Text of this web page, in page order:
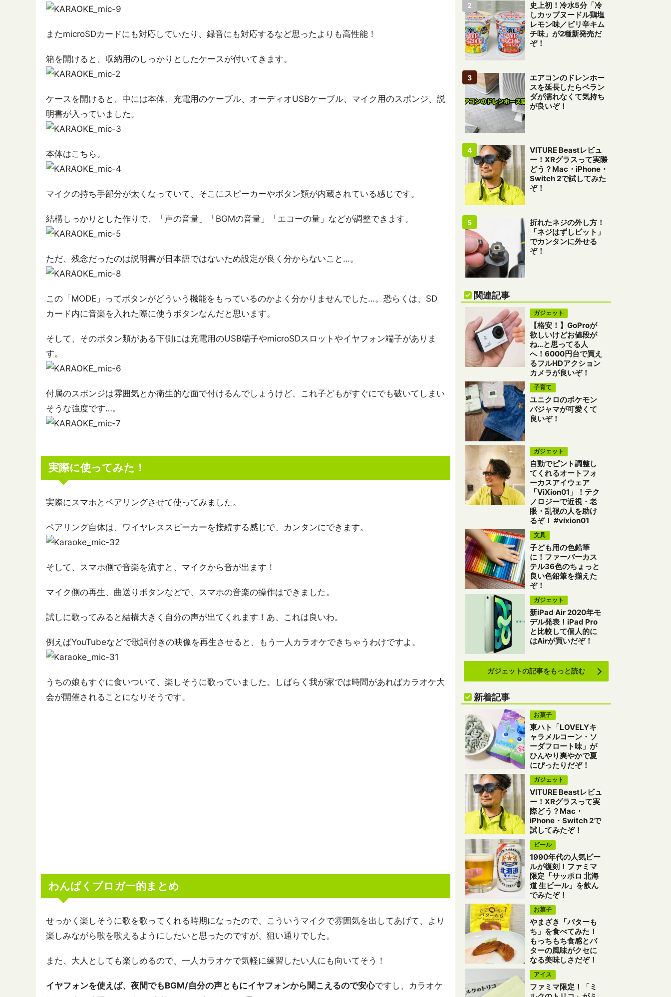
またmicroSDカードにも対応していたり、録音にも対応するなど思ったよりも高性能！
箱を開けると、収納用のしっかりとしたケースが付いてきます。
ケースを開けると、中には本体、充電用のケーブル、オーディオUSBケーブル、マイク用のスポンジ、説
明書が入っていました。
本体はこちら。
マイクの持ち手部分が太くなっていて、そこにスピーカーやボタン類が内蔵されている感じです。
結構しっかりとした作りで、「声の音量」「BGMの音量」「エコーの量」などが調整できます。
ただ、残念だったのは説明書が日本語ではないため設定が良く分からないこと…。
この「MODE」ってボタンがどういう機能をもっているのかよく分かりませんでした…。恐らくは、SD
カード内に音楽を入れた際に使うボタンなんだと思います。
そして、そのボタン類がある下側には充電用のUSB端子やmicroSDスロットやイヤフォン端子がありま
す。
付属のスポンジは雰囲気とか衛生的な面で付けるんでしょうけど、これ子どもがすぐにでも破いてしまい
そうな強度です…。
実際に使ってみた！
実際にスマホとペアリングさせて使ってみました。
ペアリング自体は、ワイヤレススピーカーを接続する感じで、カンタンにできます。
そして、スマホ側で音楽を流すと、マイクから音が出ます！
マイク側の再生、曲送りボタンなどで、スマホの音楽の操作はできました。
試しに歌ってみると結構大きく自分の声が出てくれます！あ、これは良いわ。
例えばYouTubeなどで歌詞付きの映像を再生させると、もう一人カラオケできちゃうわけですよ。
うちの娘もすぐに食いついて、楽しそうに歌っていました。しばらく我が家では時間があればカラオケ大
会が開催されることになりそうです。
わんぱくブロガー的まとめ
せっかく楽しそうに歌を歌ってくれる時期になったので、こういうマイクで雰囲気を出してあげて、より
楽しみながら歌を歌えるようにしたいと思ったのですが、狙い通りでした。
また、大人としても楽しめるので、一人カラオケで気軽に練習したい人にも向いてそう！
イヤフォンを使えば、夜間でもBGM/自分の声ともにイヤフォンから聞こえるので安心ですし、カラオケ
史上初！冷水5分「冷
しカップヌードル鶏塩
レモン味／ピリ辛キム
チ味」が2種新発売だ
ぞ！
エアコンのドレンホー
スを延長したらベラン
ダが濡れなくて気持ち
が良いぞ！
VITURE Beastレビュ
ー！XRグラスって実際
どう？Mac・iPhone・
Switch 2で試してみた
ぞ！
折れたネジの外し方！
「ネジはずしビット」
でカンタンに外せる
ぞ！
関連記事
ガジェット
【格安！】GoProが
欲しいけどお値段が
ね…と思ってる人
へ！6000円台で買え
るフルHDアクション
カメラが良いぞ！
子育て
ユニクロのポケモン
パジャマが可愛くて
良いぞ！
ガジェット
自動でピント調整し
てくれるオートフォ
ーカスアイウェア
「ViXion01」！テク
ノロジーで近視・老
眼・乱視の人を助け
るぞ！ #vixion01
文具
子ども用の色鉛筆
に！ファーバーカス
テル36色のちょっと
良い色鉛筆を揃えた
ぞ！
ガジェット
新iPad Air 2020年モ
デル発表！iPad Pro
と比較して個人的に
はAirが買いだぞ！
ガジェットの記事をもっと読む
新着記事
お菓子
東ハト「LOVELYキ
ャラメルコーン・ソ
ーダフロート味」が
ひんやり爽やかで夏
にぴったりだぞ！
ガジェット
VITURE Beastレビュ
ー！XRグラスって実
際どう？Mac・
iPhone・Switch 2で
試してみたぞ！
ビール
1990年代の人気ビー
ルが復刻！ファミマ
限定「サッポロ 北海
道 生ビール」を飲ん
でみたぞ！
お菓子
やまざき「バターも
ち」を食べてみた！
もっちもち食感とバ
ターの風味がクセに
なる美味しさだぞ！
アイス
ファミマ限定！「ミ